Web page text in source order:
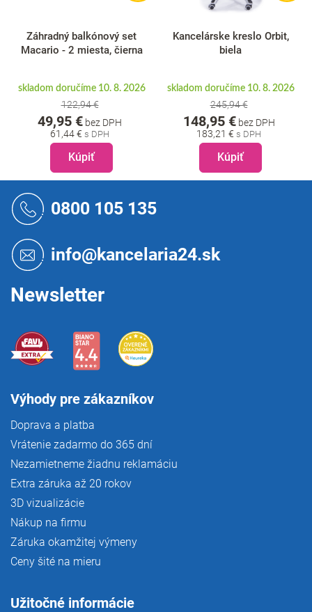
Záhradný balkónový set
Macario - 2 miesta, čierna
skladom doručíme 10. 8. 2026
122,94 €
61,44 €
49,95 € bez DPH
Kúpiť
Kancelárske kreslo Orbit,
biela
skladom doručíme 10. 8. 2026
245,94 €
183,21 €
148,95 €bez DPH
Kúpiť
0800 105 135
info@kancelaria24.sk
Newsletter
Výhody pre zákazníkov
Doprava a platba
Vrátenie zadarmo do 365 dní
Nezamietneme žiadnu reklamáciu
Extra záruka až 20 rokov
3D vizualizácie
Nákup na firmu
Záruka okamžitej výmeny
Ceny šité na mieru
Užitočné informácie